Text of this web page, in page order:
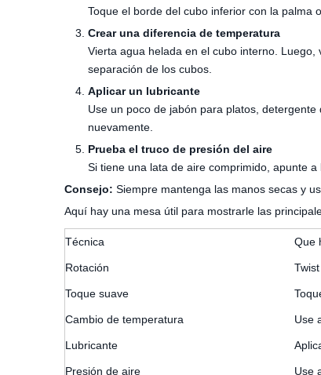
Toque el borde del cubo inferior con la palma
Crear una diferencia de temperatura
Vierta agua helada en el cubo interno.
separación de los cubos.
Aplicar un lubricante
Use un poco de jabón para platos,
nuevamente.
Prueba el truco de presión del aire
Si tiene una lata de aire comprimido, apunte
Consejo: Siempre mantenga las manos secas y
Aquí hay una mesa útil para mostrarle las
Técnica Que
Rotación
Toque suave
Cambio de temperatura Use
Lubricante
Presión de aire Use